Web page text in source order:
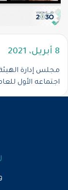
مجلس إدارة الهيئة
اجتماعه الأول للعام